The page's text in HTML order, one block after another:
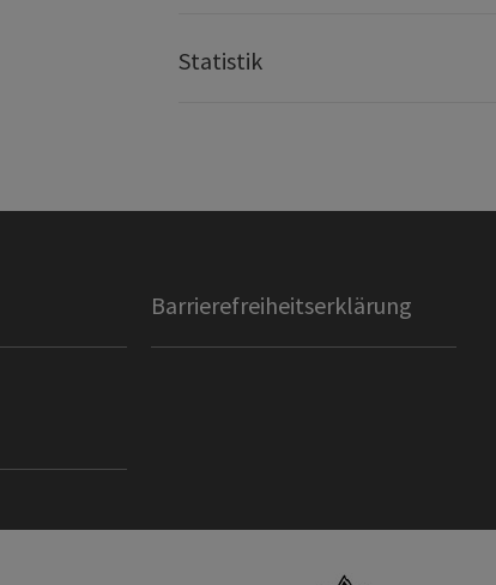
Statistik
Barrierefreiheitserklärung